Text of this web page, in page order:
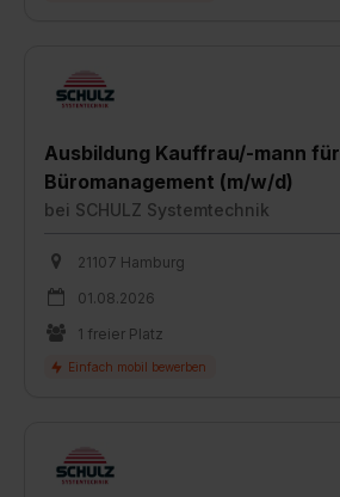
Ausbildung Kauffrau/-mann für
Büromanagement (m/w/d)
bei SCHULZ Systemtechnik
21107 Hamburg
01.08.2026
1 freier Platz